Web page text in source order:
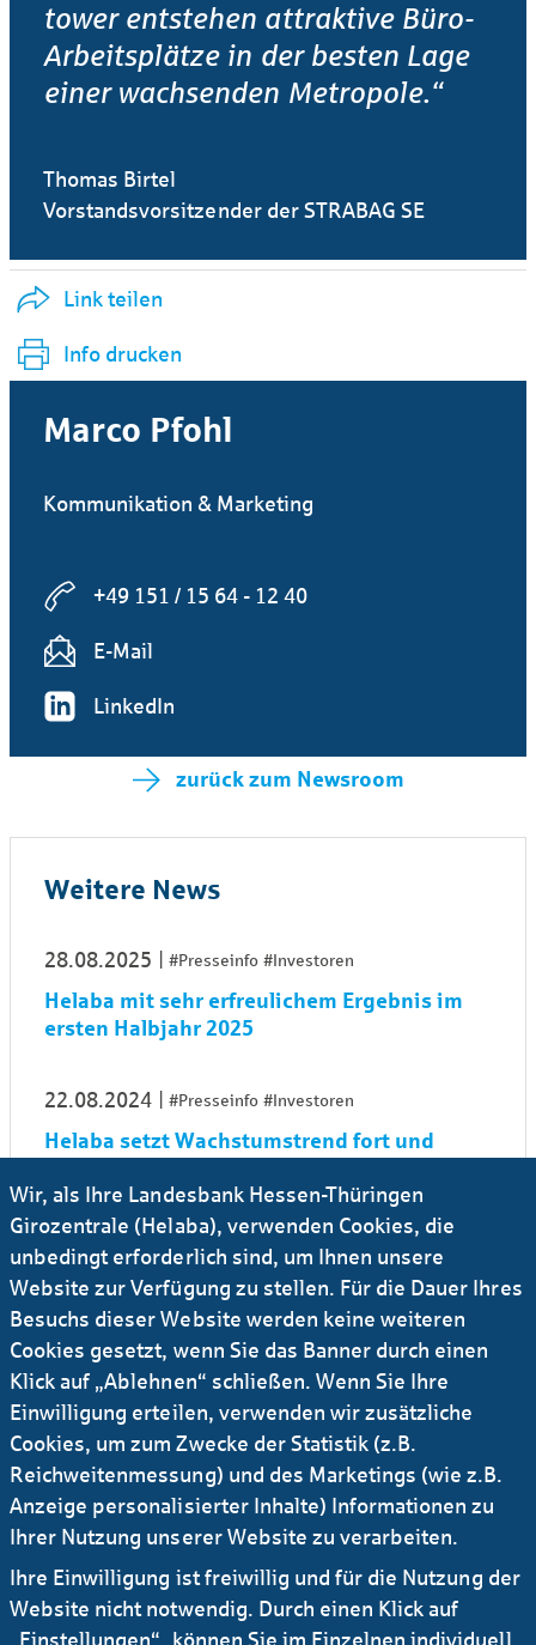
tower entstehen attraktive Büro-
Arbeitsplätze in der besten Lage
einer wachsenden Metropole.“
Thomas Birtel
Vorstandsvorsitzender der STRABAG SE
Link teilen
Info drucken
Marco Pfohl
Kommunikation & Marketing
+49 151 / 15 64 - 12 40
E-Mail
LinkedIn
zurück zum Newsroom
Weitere News
28.08.2025 #Presseinfo #Investoren
Helaba mit sehr erfreulichem Ergebnis im
ersten Halbjahr 2025
22.08.2024 #Presseinfo #Investoren
Helaba setzt Wachstumstrend fort und
413 Mio. Euro
24.08.2023 #Presseinfo #Investoren
Helaba steigert Halbjahres­ergebnis trotz
und hebt Mittelfrist­prognose an
18.01.2023 #Presseinfo #Innovation ...
Helaba investiert in Venture Capital Fonds
von PropTech1
16.01.2023 #Presseinfo #Innovation ...
Bernd Schade wird Vorsitzender der
Wir, als Ihre Landesbank Hessen-Thüringen
Girozentrale (Helaba), verwenden Cookies, die
unbedingt erforderlich sind, um Ihnen unsere
Website zur Verfügung zu stellen. Für die Dauer Ihres
Besuchs dieser Website werden keine weiteren
Cookies gesetzt, wenn Sie das Banner durch einen
Klick auf „Ablehnen“ schließen. Wenn Sie Ihre
Einwilligung erteilen, verwenden wir zusätzliche
Cookies, um zum Zwecke der Statistik (z.B.
Reichweitenmessung) und des Marketings (wie z.B.
Anzeige personalisierter Inhalte) Informationen zu
Ihrer Nutzung unserer Website zu verarbeiten.
Ihre Einwilligung ist freiwillig und für die Nutzung der
Website nicht notwendig. Durch einen Klick auf
„Einstellungen“, können Sie im Einzelnen individuell